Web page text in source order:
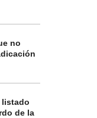
no
listado
de la